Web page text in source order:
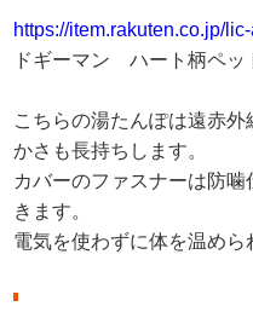
https://item.rakuten.co.jp/
ドギーマン ハート柄ペ
こちらの湯たんぽは遠赤
かさも長持ちします。
カバーのファスナーは防
きます。
電気を使わずに体を温めら